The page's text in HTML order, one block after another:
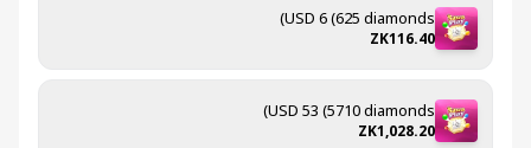
USD 6 (625 diamonds)
ZK116.40
USD 53 (5710 diamonds)
ZK1,028.20